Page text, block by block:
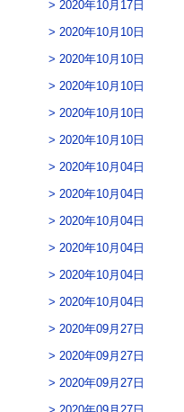
2020年10月17日
2020年10月10日
2020年10月10日
2020年10月10日
2020年10月10日
2020年10月10日
2020年10月04日
2020年10月04日
2020年10月04日
2020年10月04日
2020年10月04日
2020年10月04日
2020年09月27日
2020年09月27日
2020年09月27日